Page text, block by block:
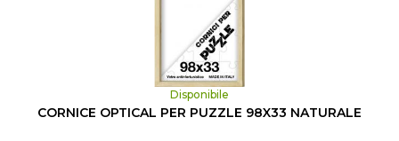
Disponibile
CORNICE OPTICAL PER PUZZLE 98X33 NATURALE